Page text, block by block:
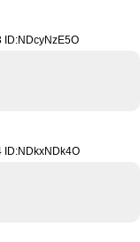
ID:NDcyNzE5O
ID:NDkxNDk4O